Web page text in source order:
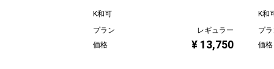
K和可
プラン
レギュラー
価格
¥ 13,750
K和
プ
価格